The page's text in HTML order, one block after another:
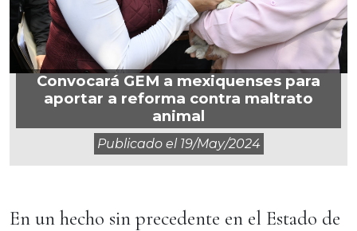
Convocará GEM a mexiquenses para
aportar a reforma contra maltrato
animal
Publicado el 19/may/2024
En un hecho sin precedente en el Estado de